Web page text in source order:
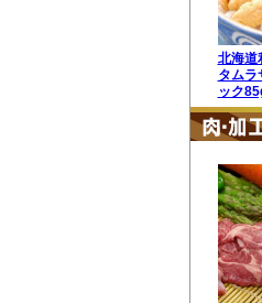
北海道
タムラ
ック